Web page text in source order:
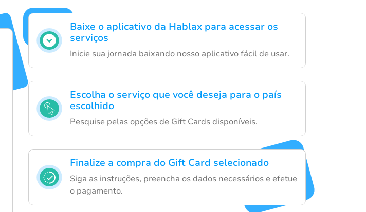
Baixe o aplicativo da Hablax para acessar os
serviços
Inicie sua jornada baixando nosso aplicativo fácil de usar.
Escolha o serviço que você deseja para o país
escolhido
Pesquise pelas opções de Gift Cards disponíveis.
Finalize a compra do Gift Card selecionado
Siga as instruções, preencha os dados necessários e efetue
o pagamento.